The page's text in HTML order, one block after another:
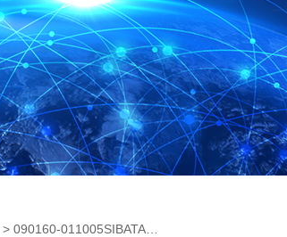
> 090160-011005SIBATA柴田科学吸附管椰子炭碳管-江崎供应